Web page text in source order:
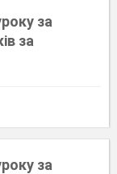
за
за
за